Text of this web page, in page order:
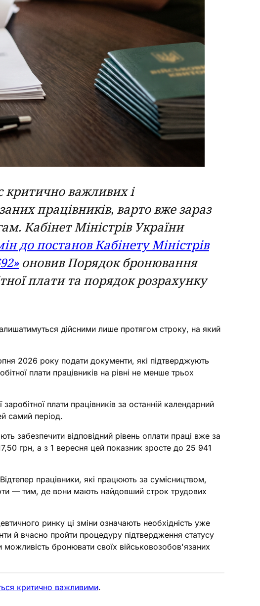
критично важливих і
працівників, варто вже зараз
Кабінет Міністрів України
до постанов Кабінету Міністрів
оновив Порядок бронювання
плати та порядок розрахунку
дійсними лише протягом строку, на який
2026 року подати документи, які підтверджують
плати працівників на рівні не менше трьох
плати працівників за останній календарний
самий період.
забезпечити відповідний рівень оплати праці вже за
грн, а з 1 вересня цей показник зросте до 25 941
працівники, які працюють за сумісництвом,
— тим, де вони мають найдовший строк трудових
ринку ці зміни означають необхідність уже
й вчасно пройти процедуру підтвердження статусу
бронювати своїх військовозобов'язаних
критично важливими.